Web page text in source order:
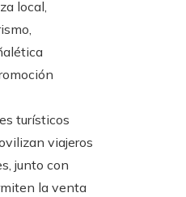
local,
turísticos
viajeros
junto con
la venta